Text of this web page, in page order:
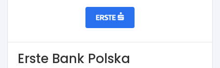
Erste Bank Polska